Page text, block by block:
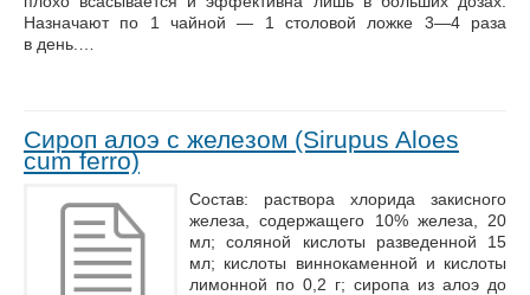
Назначают по 1 чайной — 1 столовой ложке 3—4 раза
в день.…
Сироп алоэ с железом (Sirupus Aloes
cum ferro)
Состав: раствора хлорида закисного
железа, содержащего 10% железа, 20
мл; соляной кислоты разведенной 15
мл; кислоты виннокаменной и кислоты
лимонной по 0,2 г; сиропа из алоэ до